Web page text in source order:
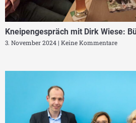
Kneipengespräch mit Dirk Wiese:
3. November 2024 Keine Kommentare